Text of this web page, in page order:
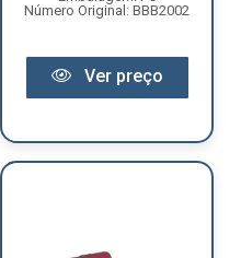
Número Original: BBB2002
Ver preço